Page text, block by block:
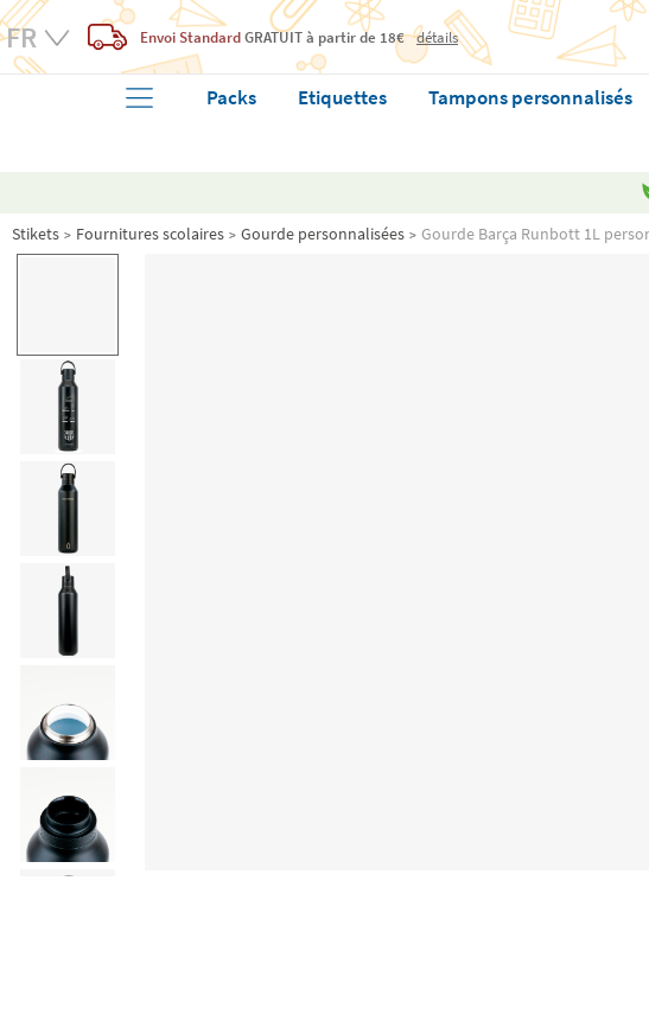
Envoi StandardGRATUITà partir de 18€ détails
Packs Etiquettes Tampons personnalisés
Stikets Fournitures scolaires Gourde personnalisées Gourde Barça Runbott 1L